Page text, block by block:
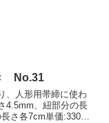
No.31
、人形用帯締に使わ
4.5mm、紐部分の長
さ各7cm単価:330円